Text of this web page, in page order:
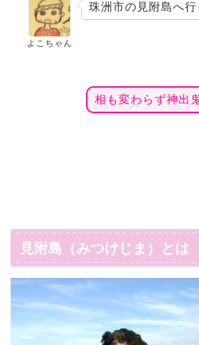
よこちゃん
珠洲市の見附島へ行
相も変わらず神出
見附島（みつけじま）とは